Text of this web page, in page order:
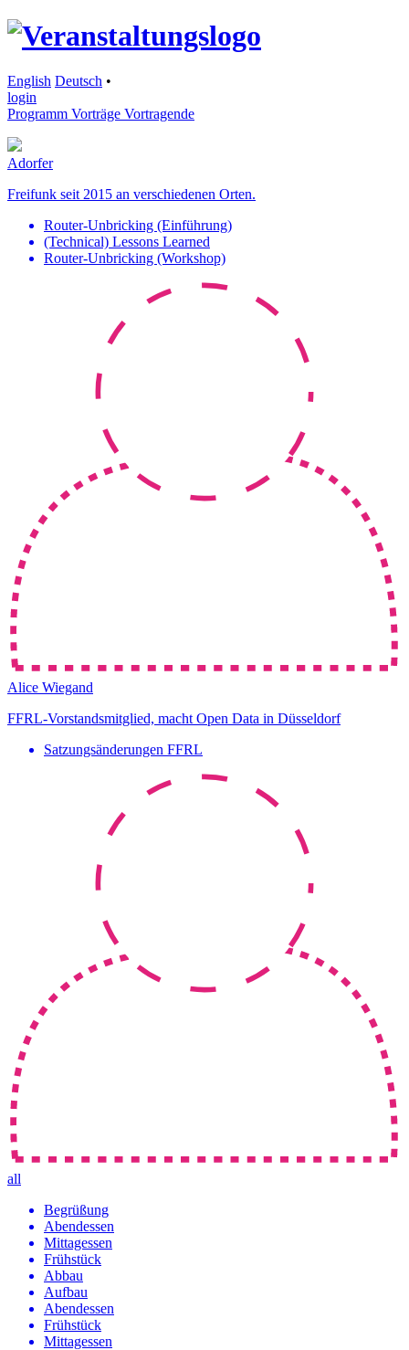
English Deutsch •
login
Programm Vorträge Vortragende
Adorfer
Freifunk seit 2015 an verschiedenen Orten.
Router-Unbricking (Einführung)
(Technical) Lessons Learned
Router-Unbricking (Workshop)
Alice Wiegand
FFRL-Vorstandsmitglied, macht Open Data in Düsseldorf
Satzungsänderungen FFRL
all
Begrüßung
Abendessen
Mittagessen
Frühstück
Abbau
Aufbau
Abendessen
Frühstück
Mittagessen